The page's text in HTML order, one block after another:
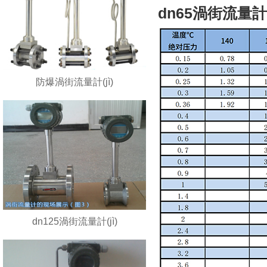
防爆渦街流量計(jì)
dn125渦街流量計(jì)
dn65渦街流量